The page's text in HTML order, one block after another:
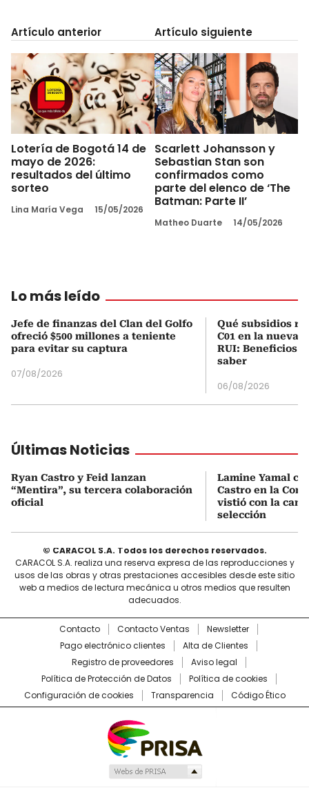
Artículo anterior
Lotería de Bogotá 14 de
mayo de 2026:
resultados del último
sorteo
Lina María Vega 15/05/2026
Artículo siguiente
Scarlett Johansson y
Sebastian Stan son
confirmados como
parte del elenco de ‘The
Batman: Parte II’
Matheo Duarte 14/05/2026
Lo más leído
Jefe de finanzas del Clan del Golfo
ofreció $500 millones a teniente
para evitar su captura
07/08/2026
Qué subsidios
C01 en la nueva
RUI: Beneficios
saber
06/08/2026
Últimas Noticias
Ryan Castro y Feid lanzan
“Mentira”, su tercera colaboración
oficial
Lamine Yamal
Castro en la
vistió con la
selección
© CARACOL S.A. Todos los derechos reservados.
CARACOL S.A. realiza una reserva expresa de las reproducciones y
usos de las obras y otras prestaciones accesibles desde este sitio
web a medios de lectura mecánica u otros medios que resulten
adecuados.
Contacto Contacto Ventas
Newsletter
Pago electrónico clientes
Alta de Clientes
Registro de proveedores
Aviso legal
Política de Protección de Datos
Política de cookies
Configuración de cookies
Transparencia Código Ético